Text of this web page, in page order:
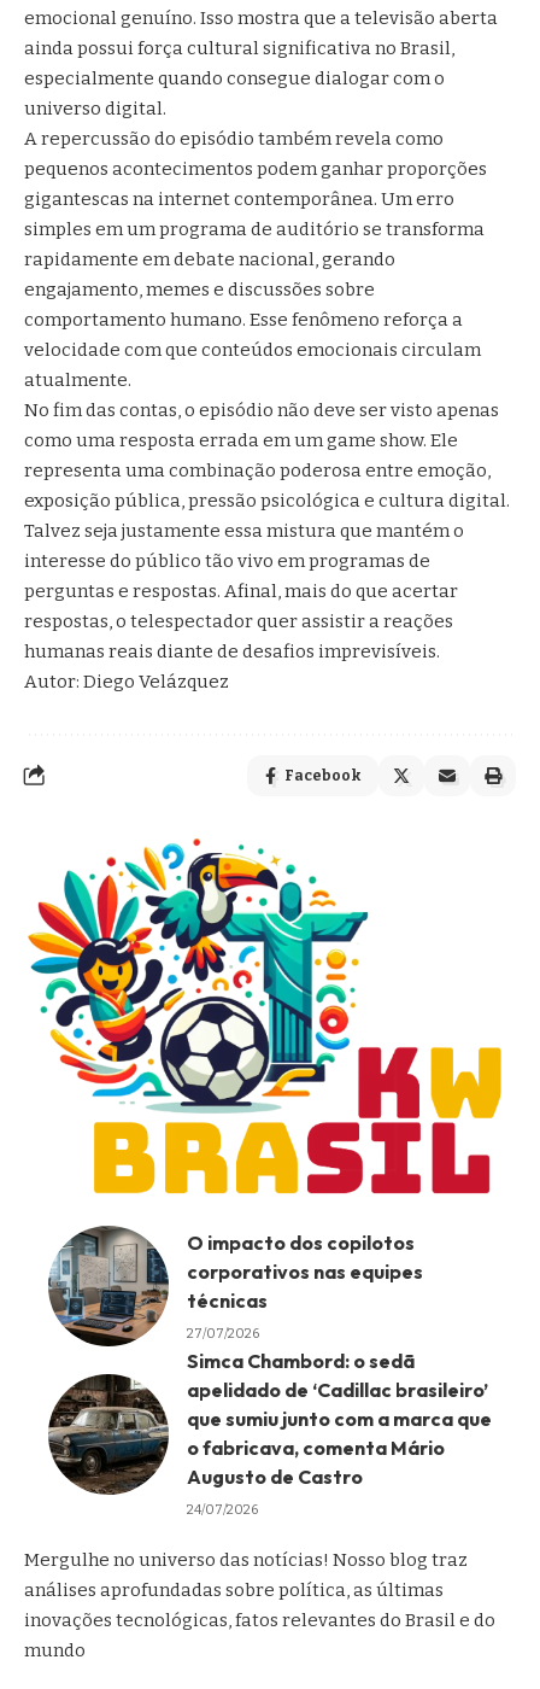
emocional genuíno. Isso mostra que a televisão aberta
ainda possui força cultural significativa no Brasil,
especialmente quando consegue dialogar com o
universo digital.
A repercussão do episódio também revela como
pequenos acontecimentos podem ganhar proporções
gigantescas na internet contemporânea. Um erro
simples em um programa de auditório se transforma
rapidamente em debate nacional, gerando
engajamento, memes e discussões sobre
comportamento humano. Esse fenômeno reforça a
velocidade com que conteúdos emocionais circulam
atualmente.
No fim das contas, o episódio não deve ser visto apenas
como uma resposta errada em um game show. Ele
representa uma combinação poderosa entre emoção,
exposição pública, pressão psicológica e cultura digital.
Talvez seja justamente essa mistura que mantém o
interesse do público tão vivo em programas de
perguntas e respostas. Afinal, mais do que acertar
respostas, o telespectador quer assistir a reações
humanas reais diante de desafios imprevisíveis.
Autor: Diego Velázquez
Facebook
O impacto dos copilotos
corporativos nas equipes
técnicas
27/07/2026
Simca Chambord: o sedã
apelidado de ‘Cadillac brasileiro’
que sumiu junto com a marca que
o fabricava, comenta Mário
Augusto de Castro
24/07/2026
Mergulhe no universo das notícias! Nosso blog traz
análises aprofundadas sobre política, as últimas
inovações tecnológicas, fatos relevantes do Brasil e do
mundo